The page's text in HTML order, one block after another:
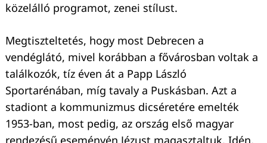
közelálló programot, zenei stílust.
Megtiszteltetés, hogy most Debrecen a
vendéglátó, mivel korábban a fővárosban voltak a
találkozók, tíz éven át a Papp László
Sportarénában, míg tavaly a Puskásban. Azt a
stadiont a kommunizmus dicséretére emelték
1953-ban, most pedig, az ország első magyar
rendezésű eseményén Jézust magasztaltuk. Idén,